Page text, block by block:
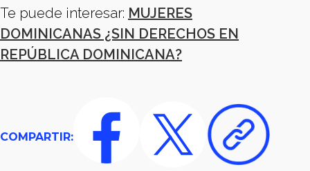
Te puede interesar: MUJERES
DOMINICANAS ¿SIN DERECHOS EN
REPÚBLICA DOMINICANA?
COMPARTIR: